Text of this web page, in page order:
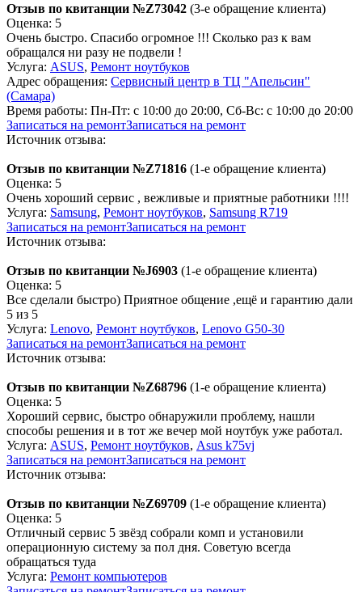
Отзыв по квитанции №Z73042 (3-е обращение клиента)
Оценка: 5
Очень быстро. Спасибо огромное !!! Сколько раз к вам
обращался ни разу не подвели !
Услуга: ASUS, Ремонт ноутбуков
Адрес обращения: Сервисный центр в ТЦ "Апельсин"
(Самара)
Время работы: Пн-Пт: с 10:00 до 20:00, Сб-Вс: с 10:00 до 20:00
Записаться на ремонтЗаписаться на ремонт
Источник отзыва:
Отзыв по квитанции №Z71816 (1-е обращение клиента)
Оценка: 5
Очень хороший сервис , вежливые и приятные работники !!!!
Услуга: Samsung, Ремонт ноутбуков, Samsung R719
Записаться на ремонтЗаписаться на ремонт
Источник отзыва:
Отзыв по квитанции №J6903 (1-е обращение клиента)
Оценка: 5
Все сделали быстро) Приятное общение ,ещё и гарантию дали
5 из 5
Услуга: Lenovo, Ремонт ноутбуков, Lenovo G50-30
Записаться на ремонтЗаписаться на ремонт
Источник отзыва:
Отзыв по квитанции №Z68796 (1-е обращение клиента)
Оценка: 5
Хороший сервис, быстро обнаружили проблему, нашли
способы решения и в тот же вечер мой ноутбук уже работал.
Услуга: ASUS, Ремонт ноутбуков, Asus k75vj
Записаться на ремонтЗаписаться на ремонт
Источник отзыва:
Отзыв по квитанции №Z69709 (1-е обращение клиента)
Оценка: 5
Отличный сервис 5 звёзд собрали комп и установили
операционную систему за пол дня. Советую всегда
обращаться туда
Услуга: Ремонт компьютеров